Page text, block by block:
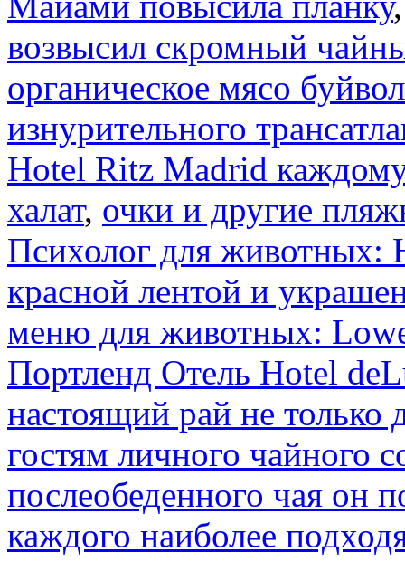
возвысил скромный
органическое мясо
изнурительного
Hotel Ritz Madrid
халат, очки и другие
Психолог для животных:
красной лентой и
меню для животных:
Портленд Отель Hotel
настоящий рай не
гостям личного чайного
послеобеденного чая он
каждого наиболее